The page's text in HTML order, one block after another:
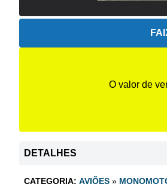
O valor de
DETALHES
CATEGORIA: AVIÕES »